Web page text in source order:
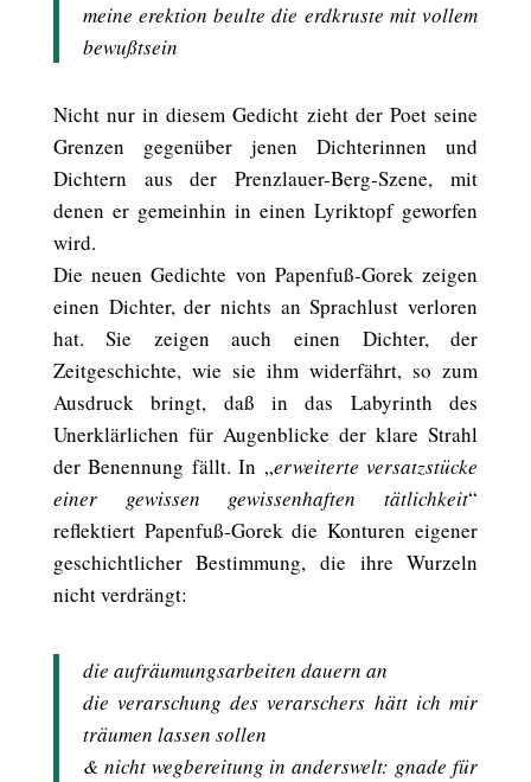
meine erektion beulte die erdkruste mit vollem
bewußtsein
Nicht nur in diesem Gedicht zieht der Poet seine
Grenzen gegenüber jenen Dichterinnen und
Dichtern aus der Prenzlauer-Berg-Szene, mit
denen er gemeinhin in einen Lyriktopf geworfen
wird.
Die neuen Gedichte von Papenfuß-Gorek zeigen
einen Dichter, der nichts an Sprachlust verloren
hat. Sie zeigen auch einen Dichter, der
Zeitgeschichte, wie sie ihm widerfährt, so zum
Ausdruck bringt, daß in das Labyrinth des
Unerklärlichen für Augenblicke der klare Strahl
der Benennung fällt. In „erweiterte versatzstücke
einer gewissen gewissenhaften tätlichkeit“
reflektiert Papenfuß-Gorek die Konturen eigener
geschichtlicher Bestimmung, die ihre Wurzeln
nicht verdrängt:
die aufräumungsarbeiten dauern an
die verarschung des verarschers hätt ich mir
träumen lassen sollen
& nicht wegbereitung in anderswelt: gnade für